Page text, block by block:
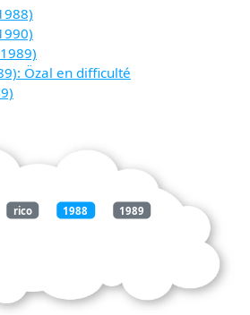
Özal en difficulté
rico 1988 1989